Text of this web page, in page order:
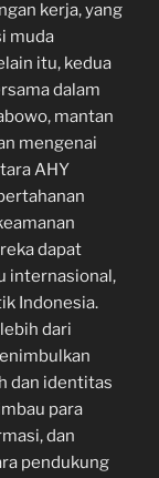
kerja, yang
muda
itu, kedua
dalam
mantan
mengenai
AHY
dapat
internasional,
Indonesia.
dari
dan identitas
para
dan
pendukung